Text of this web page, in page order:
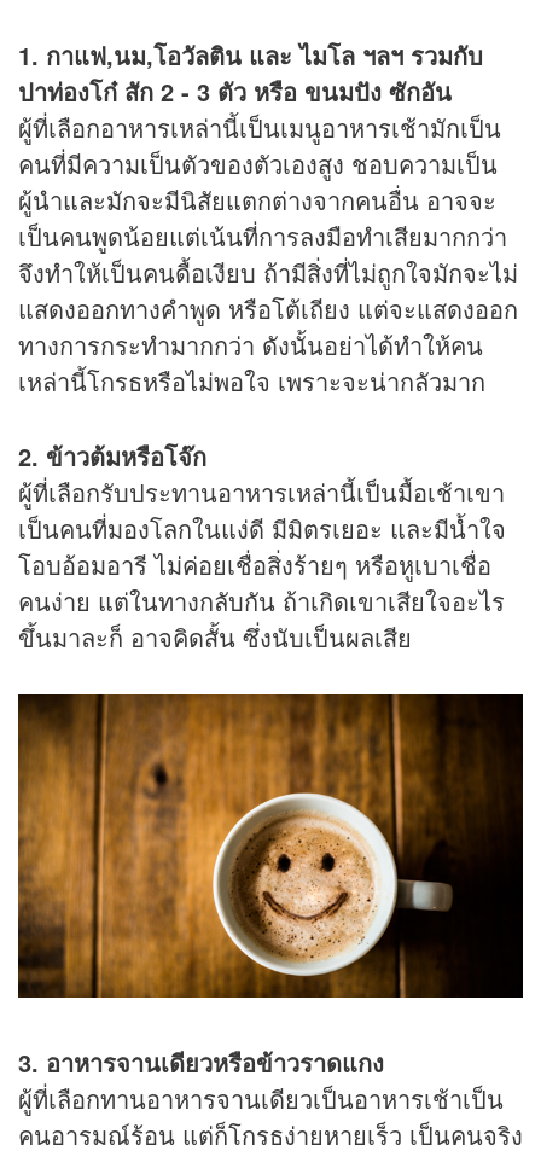
1. กาแฟ,นม,โอวัลติน และ ไมโล ฯลฯ รวมกับ
ปาท่องโก๋ สัก 2 - 3 ตัว หรือ ขนมปัง ซักอัน
ผู้ที่เลือกอาหารเหล่านี้เป็นเมนูอาหารเช้ามักเป็น
คนที่มีความเป็นตัวของตัวเองสูง ชอบความเป็น
ผู้นำและมักจะมีนิสัยแตกต่างจากคนอื่น อาจจะ
เป็นคนพูดน้อยแต่เน้นที่การลงมือทำเสียมากกว่า
จึงทำให้เป็นคนดื้อเงียบ ถ้ามีสิ่งที่ไม่ถูกใจมักจะไม่
แสดงออกทางคำพูด หรือโต้เถียง แต่จะแสดงออก
ทางการกระทำมากกว่า ดังนั้นอย่าได้ทำให้คน
เหล่านี้โกรธหรือไม่พอใจ เพราะจะน่ากลัวมาก
2. ข้าวต้มหรือโจ๊ก
ผู้ที่เลือกรับประทานอาหารเหล่านี้เป็นมื้อเช้าเขา
เป็นคนที่มองโลกในแง่ดี มีมิตรเยอะ และมีน้ำใจ
โอบอ้อมอารี ไม่ค่อยเชื่อสิ่งร้ายๆ หรือหูเบาเชื่อ
คนง่าย แต่ในทางกลับกัน ถ้าเกิดเขาเสียใจอะไร
ขึ้นมาละก็ อาจคิดสั้น ซึ่งนับเป็นผลเสีย
3. อาหารจานเดียวหรือข้าวราดแกง
ผู้ที่เลือกทานอาหารจานเดียวเป็นอาหารเช้าเป็น
คนอารมณ์ร้อน แต่ก็โกรธง่ายหายเร็ว เป็นคนจริง